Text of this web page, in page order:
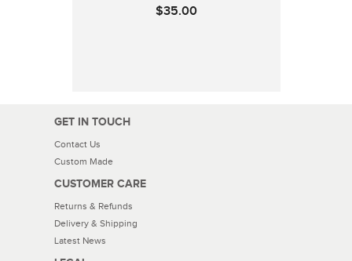
$35.00
GET IN TOUCH
Contact Us
Custom Made
CUSTOMER CARE
Returns & Refunds
Delivery & Shipping
Latest News